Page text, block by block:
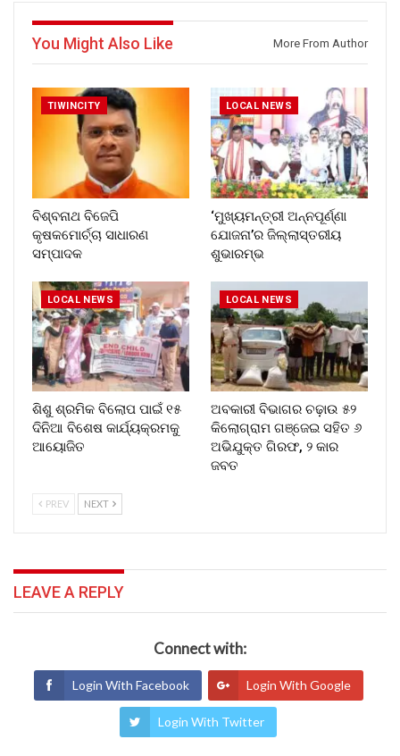
You Might Also Like More From Author
TIWINCITY
ବିଶ୍ବନାଥ ବିଜେପି
କୃଷକମୋର୍ଚ୍ଚା ସାଧାରଣ
ସମ୍ପାଦକ
LOCAL NEWS
‘ମୁଖ୍ୟମନ୍ତ୍ରୀ ଅନ୍ନପୂର୍ଣ୍ଣା
ଯୋଜନା’ର ଜିଲ୍ଲାସ୍ତରୀୟ
ଶୁଭାରମ୍ଭ
LOCAL NEWS
ଶିଶୁ ଶ୍ରମିକ ବିଲୋପ ପାଇଁ ୧୫
ଦିନିଆ ବିଶେଷ କାର୍ଯ୍ୟକ୍ରମକୁ
ଆୟୋଜିତ
LOCAL NEWS
ଅବକାରୀ ବିଭାଗର ଚଢ଼ାଉ ୫୨
କିଲୋଗ୍ରାମ ଗଞ୍ଜେଇ ସହିତ ୬
ଅଭିଯୁକ୍ତ ଗିରଫ, ୨ କାର
ଜବତ
PREV NEXT
LEAVE A REPLY
Connect with:
Login With Facebook Login With Google
Login With Twitter